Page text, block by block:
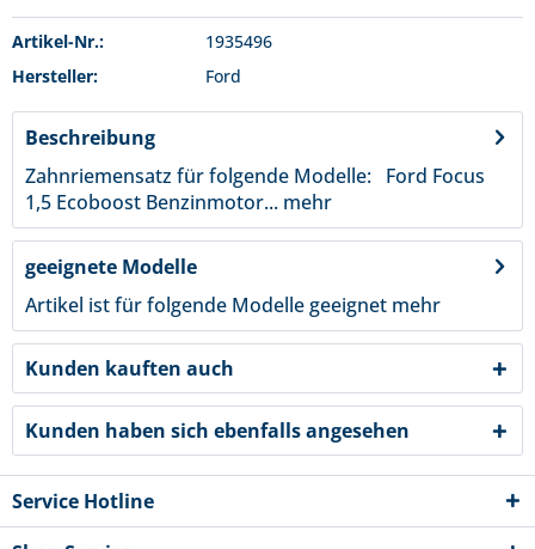
Artikel-Nr.:
1935496
Hersteller:
Ford
Beschreibung
Zahnriemensatz für folgende Modelle: Ford Focus
1,5 Ecoboost Benzinmotor... mehr
geeignete Modelle
Artikel ist für folgende Modelle geeignet mehr
Kunden kauften auch
Kunden haben sich ebenfalls angesehen
Service Hotline